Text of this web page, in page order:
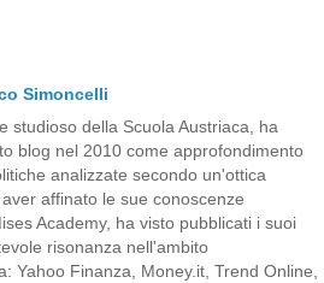
Simoncelli
studioso della Scuola Austriaca, ha
blog nel 2010 come approfondimento
analizzate secondo un'ottica
affinato le sue conoscenze
Academy, ha visto pubblicati i suoi
risonanza nell'ambito
Yahoo Finanza, Money.it, Trend Online,